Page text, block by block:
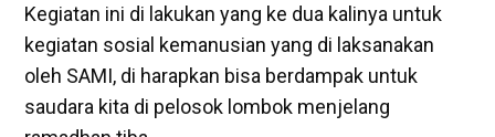
Kegiatan ini di lakukan yang ke dua kalinya untuk
kegiatan sosial kemanusian yang di laksanakan
oleh SAMI, di harapkan bisa berdampak untuk
saudara kita di pelosok lombok menjelang